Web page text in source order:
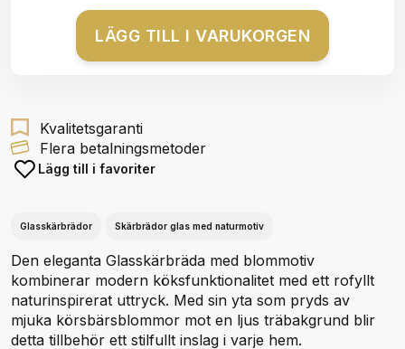
LÄGG TILL I VARUKORGEN
Kvalitetsgaranti
Flera betalningsmetoder
Lägg till i favoriter
Glasskärbrädor Skärbrädor glas med naturmotiv
Den eleganta Glasskärbräda med blommotiv
kombinerar modern köksfunktionalitet med ett rofyllt
naturinspirerat uttryck. Med sin yta som pryds av
mjuka körsbärsblommor mot en ljus träbakgrund blir
detta tillbehör ett stilfullt inslag i varje hem.